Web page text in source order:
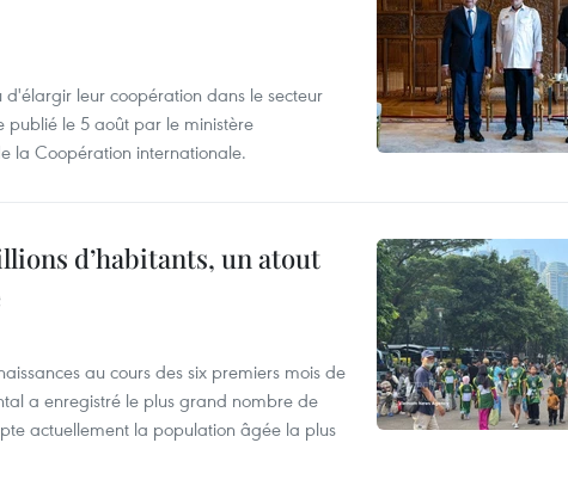
leur coopération dans le secteur
publié le 5 août par le ministère
la Coopération internationale.
d’habitants, un atout
au cours des six premiers mois de
a enregistré le plus grand nombre de
actuellement la population âgée la plus